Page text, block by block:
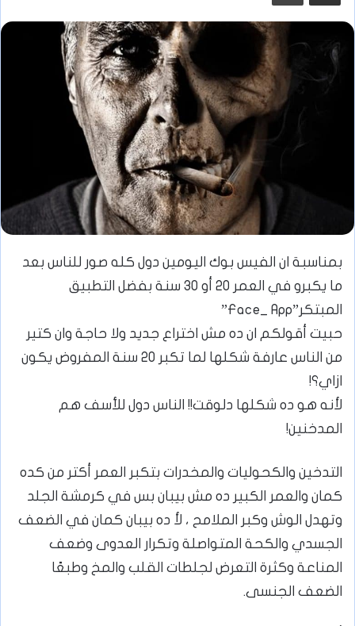
بمناسبة ان الفيس بوك اليومين دول كله صور للناس بعد
ما يكبرو في العمر 20 أو 30 سنة بفضل التطبيق
المبتكر”Face_ App”
حبيت أقولكم ان ده مش اختراع جديد ولا حاجة وان كتير
من الناس عارفة شكلها لما تكبر 20 سنة المفروض يكون
ازاي؟!
لأنه هو ده شكلها دلوقت!! الناس دول للأسف هم
المدخنين!
التدخين والكحوليات والمخدرات بتكبر العمر أكتر من كده
كمان والعمر الكبير ده مش بيبان بس في كرمشة الجلد
وتهدل الوش وكبر الملامح ، لأ ده بيبان كمان في الضعف
الجسدي والكحة المتواصلة وتكرار العدوى وضعف
المناعة وكثرة التعرض لجلطات القلب والمخ وطبعًا
الضعف الجنسى.